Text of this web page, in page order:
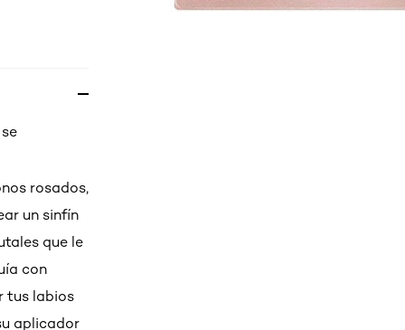
rosados,
un sinfín
que le
con
tus labios
aplicador